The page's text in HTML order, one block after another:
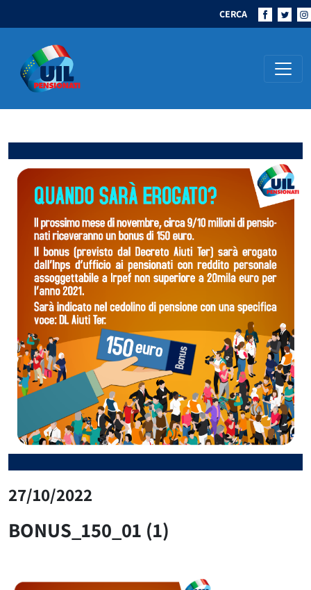
CERCA
Navigazione principale
27/10/2022
BONUS_150_01 (1)